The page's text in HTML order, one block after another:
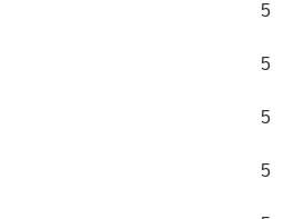
5
5
5
5